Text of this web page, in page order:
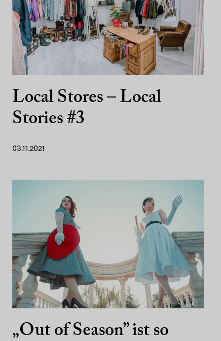
Local Stores – Local
Stories #3
03.11.2021
„Out of Season” ist so